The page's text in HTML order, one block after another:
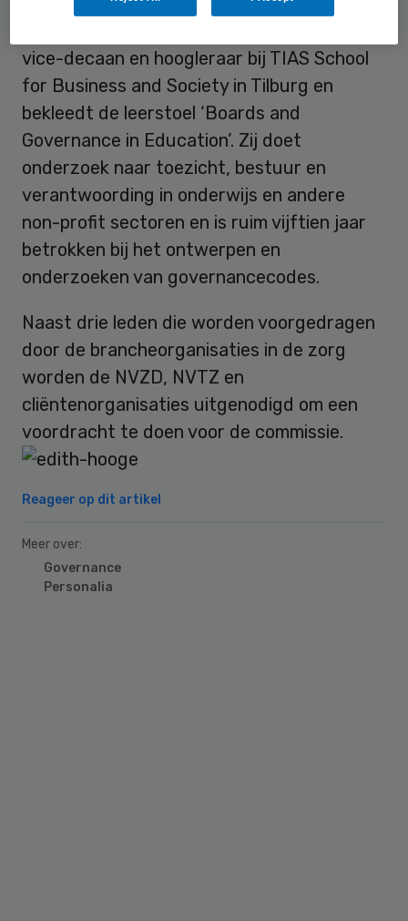
vice-decaan en hoogleraar bij TIAS School
for Business and Society in Tilburg en
bekleedt de leerstoel ‘Boards and
Governance in Education’. Zij doet
onderzoek naar toezicht, bestuur en
verantwoording in onderwijs en andere
non-profit sectoren en is ruim vijftien jaar
betrokken bij het ontwerpen en
onderzoeken van governancecodes.
Naast drie leden die worden voorgedragen
door de brancheorganisaties in de zorg
worden de NVZD, NVTZ en
cliëntenorganisaties uitgenodigd om een
voordracht te doen voor de commissie.
Reageer op dit artikel
Meer over:
Governance
Personalia